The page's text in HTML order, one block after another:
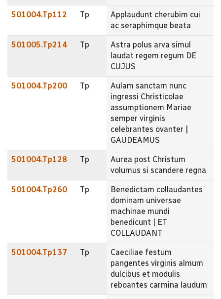
501004.Tp112 Tp
Applaudunt cherubim cui
ac seraphimque beata
501005.Tp214 Tp
Astra polus arva simul
laudat regem regum DE
CUJUS
501004.Tp200 Tp
Aulam sanctam nunc
ingressi Christicolae
assumptionem Mariae
semper virginis
celebrantes ovanter |
GAUDEAMUS
501004.Tp128 Tp
Aurea post Christum
volumus si scandere regna
501004.Tp260 Tp
Benedictam collaudantes
dominam universae
machinae mundi
benedicunt | ET
COLLAUDANT
501004.Tp137 Tp
Caeciliae festum
pangentes virginis almum
dulcibus et modulis
reboantes carmina laudum